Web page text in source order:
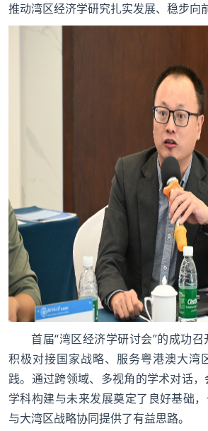
推动湾区经济学研究扎实发展、稳步向
首届“湾区经济学研讨会”的成功
积极对接国家战略、服务粤港澳大湾
践。通过跨领域、多视角的学术对话
学科构建与未来发展奠定了良好基础
与大湾区战略协同提供了有益思路。